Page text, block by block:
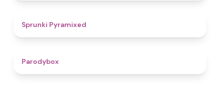
Sprunki Pyramixed
Parodybox